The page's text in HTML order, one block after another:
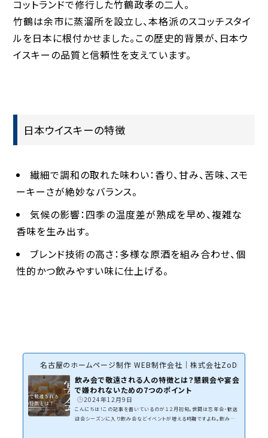
コットランドで修行した竹鶴政孝の二人。
竹鶴は余市に蒸溜所を設立し、本格派のスコッチスタイ
ルを日本に根付かせました。この歴史的背景が、日本ウ
イスキーの品質と信頼性を支えています。
日本ウイスキーの特徴
繊細で調和の取れた味わい：香り、甘み、苦味、スモ
ーキーさが絶妙なバランス。
気候の影響：四季の温度差が熟成を早め、複雑な
香味を生み出す。
ブレンド技術の高さ：多様な原酒を組み合わせ、個
性的かつ飲みやすい味に仕上げる。
名古屋のホームページ制作 WEB制作会社｜株式会社ZoDDo
飲み会で敬遠される人の特徴とは？懇親会や宴会
で嫌われないための7つのポイント
2024年12月9日
こんにちは！この記事を書いているのが１２月初旬。世間は忘年会・歓送
迎会シーズンに入り飲み会などイベントが増える時期ですよね。飲み会